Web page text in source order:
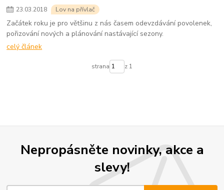
23.03.2018 Lov na přívlač
Začátek roku je pro většinu z nás časem odevzdávání povolenek,
pořizování nových a plánování nastávající sezony.
celý článek
strana z 1
Nepropásněte novinky, akce a
slevy!